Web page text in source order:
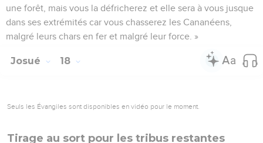
une forêt, mais vous la défricherez et elle sera à vous jusque
dans ses extrémités car vous chasserez les Cananéens,
malgré leurs chars en fer et malgré leur force. »
Josué 18
Seuls les Évangiles sont disponibles en vidéo pour le moment.
Tirage au sort pour les tribus restantes